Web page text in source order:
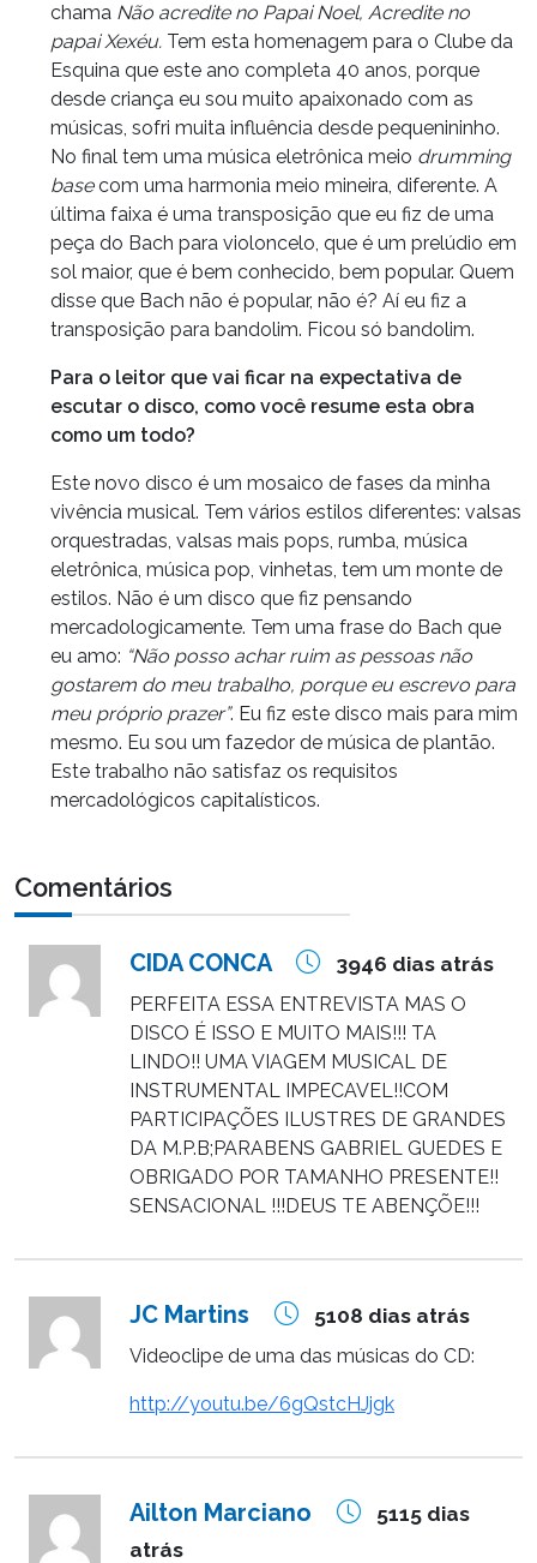
chama Não acredite no Papai Noel, Acredite no
papai Xexéu. Tem esta homenagem para o Clube da
Esquina que este ano completa 40 anos, porque
desde criança eu sou muito apaixonado com as
músicas, sofri muita influência desde pequenininho.
No final tem uma música eletrônica meio drumming
basecom uma harmonia meio mineira, diferente. A
última faixa é uma transposição que eu fiz de uma
peça do Bach para violoncelo, que é um prelúdio em
sol maior, que é bem conhecido, bem popular. Quem
disse que Bach não é popular, não é? Aí eu fiz a
transposição para bandolim. Ficou só bandolim.
Para o leitor que vai ficar na expectativa de
escutar o disco, como você resume esta obra
como um todo?
Este novo disco é um mosaico de fases da minha
vivência musical. Tem vários estilos diferentes: valsas
orquestradas, valsas mais pops, rumba, música
eletrônica, música pop, vinhetas, tem um monte de
estilos. Não é um disco que fiz pensando
mercadologicamente. Tem uma frase do Bach que
eu amo: “Não posso achar ruim as pessoas não
gostarem do meu trabalho, porque eu escrevo para
meu próprio prazer”. Eu fiz este disco mais para mim
mesmo. Eu sou um fazedor de música de plantão.
Este trabalho não satisfaz os requisitos
mercadológicos capitalísticos.
Comentários
CIDA CONCA 3946 dias atrás
PERFEITA ESSA ENTREVISTA MAS O
DISCO É ISSO E MUITO MAIS!!! TA
LINDO!! UMA VIAGEM MUSICAL DE
INSTRUMENTAL IMPECAVEL!!COM
PARTICIPAÇÕES ILUSTRES DE GRANDES
DA M.P.B;PARABENS GABRIEL GUEDES E
OBRIGADO POR TAMANHO PRESENTE!!
SENSACIONAL !!!DEUS TE ABENÇÕE!!!
JC Martins 5108 dias atrás
Videoclipe de uma das músicas do CD:
http://youtu.be/6gQstcHJjgk
Ailton Marciano
5115 dias
atrás